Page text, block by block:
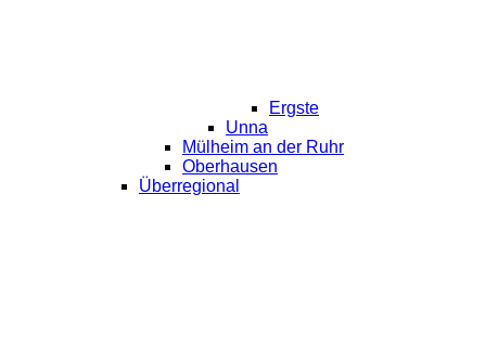
Ergste
Unna
Mülheim an der Ruhr
Oberhausen
Überregional